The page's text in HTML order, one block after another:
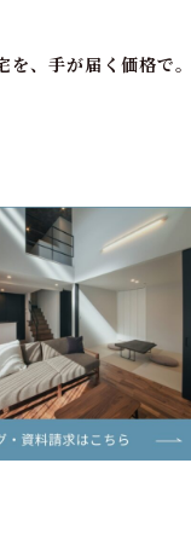
を、手が届く価格で。